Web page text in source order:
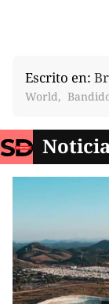
Escrito en:
World,